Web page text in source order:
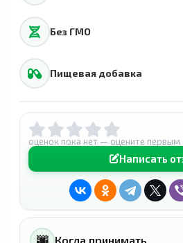
Без ГМО
Пищевая добавка
оценок пока нет — оцените первым
Написать
🌆 Когда принимать